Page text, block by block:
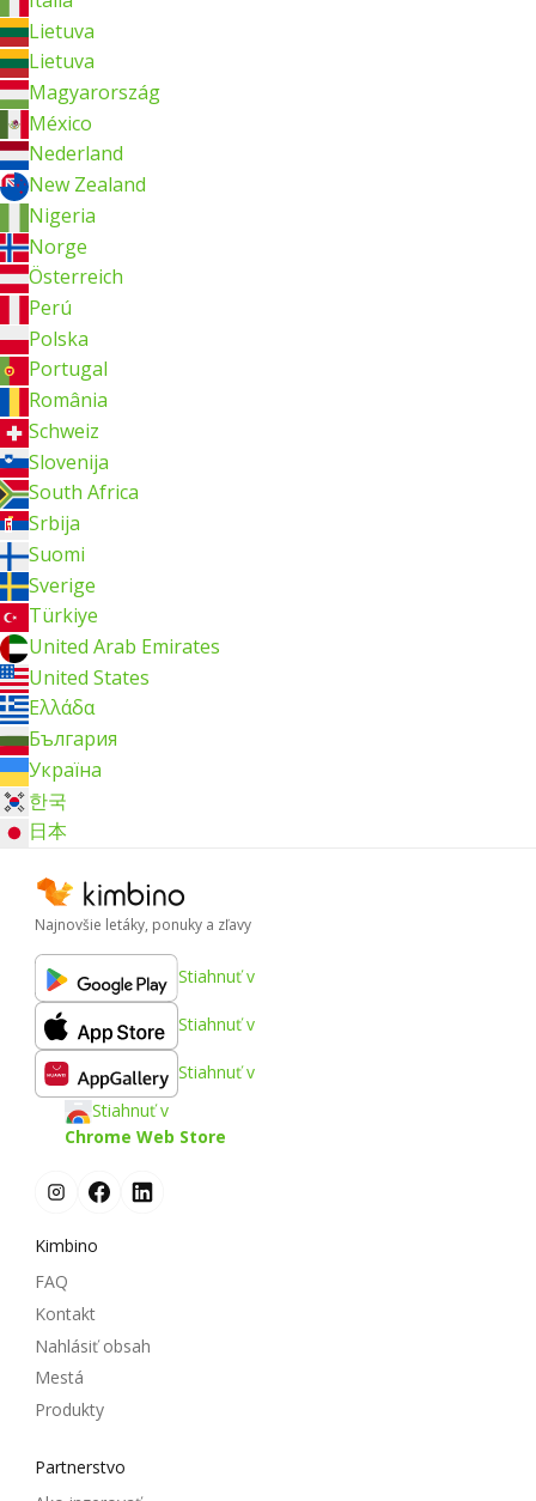
Lietuva
Lietuva
Magyarország
México
Nederland
New Zealand
Nigeria
Norge
Österreich
Perú
Polska
Portugal
România
Schweiz
Slovenija
South Africa
Srbija
Suomi
Sverige
Türkiye
United Arab Emirates
United States
Ελλάδα
България
Україна
한국
日本
Najnovšie letáky, ponuky a zľavy
Stiahnuť v
Stiahnuť v
Stiahnuť v
Stiahnuť v
Chrome Web Store
Kimbino
FAQ
Kontakt
Nahlásiť obsah
Mestá
Produkty
Partnerstvo